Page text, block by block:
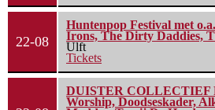
22-08
Huntenpop Festival met
Irons, The Dirty Daddies,
Ulft
Tickets
DUISTER COLLECTIEF
Worship, Doodseskader,